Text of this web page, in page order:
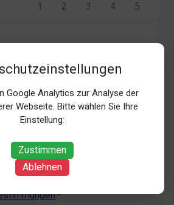
Google Analytics zur Analyse der
Webseite. Bitte wählen Sie Ihre
Einstellung:
Zustimmen
Ablehnen
5
4
3
2
1
Verarbeitung und Nutzung meiner
Referrer-URL) zum
erkläre ich mich
.*